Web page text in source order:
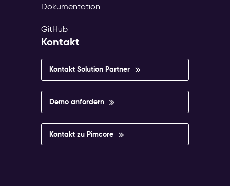
Dokumentation
GitHub
Kontakt
Kontakt Solution Partner
Demo anfordern
Kontakt zu Pimcore